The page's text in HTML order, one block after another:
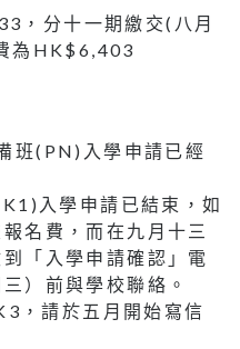
，分十一期繳交(八月
為HK$6,403
班(PN)入學申請已經
入學申請已結束，如
名費，而在九月十三
「入學申請確認」電
）前與學校聯絡。
，請於五月開始寫信